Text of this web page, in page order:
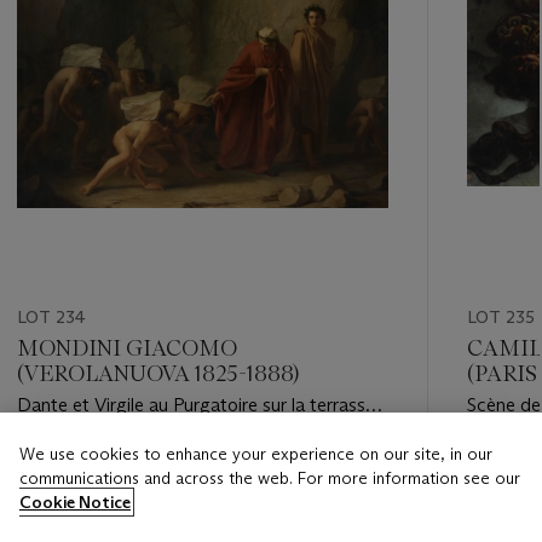
LOT 234
MONDINI GIACOMO
(VEROLANUOVA 1825-1888)
Dante et Virgile au Purgatoire sur la terrasse
Estimate
EUR 20,000 - EUR 30,000
LOT 235
(PARIS
Scène
Estimate
EUR
We use cookies to enhance your experience on our site, in our
communications and across the web. For more information see our
Cookie Notice